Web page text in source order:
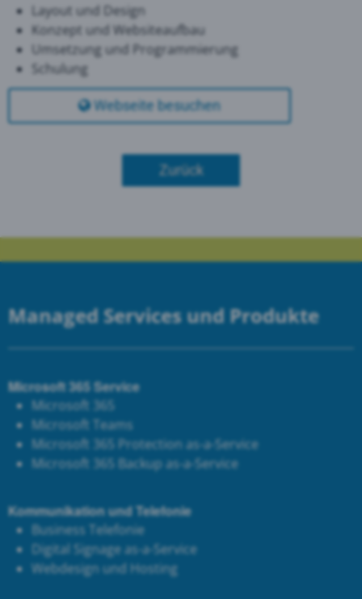
Layout und Design
Konzept und Websiteaufbau
Umsetzung und Programmierung
Schulung
Webseite besuchen
Zurück
Managed Services und Produkte
Microsoft 365 Service
Microsoft 365
Microsoft Teams
Microsoft 365 Protection as-a-Service
Microsoft 365 Backup as-a-Service
Kommunikation und Telefonie
Business Telefonie
Digital Signage as-a-Service
Webdesign und Hosting